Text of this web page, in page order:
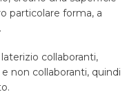
particolare forma, a
collaboranti,
non collaboranti, quindi